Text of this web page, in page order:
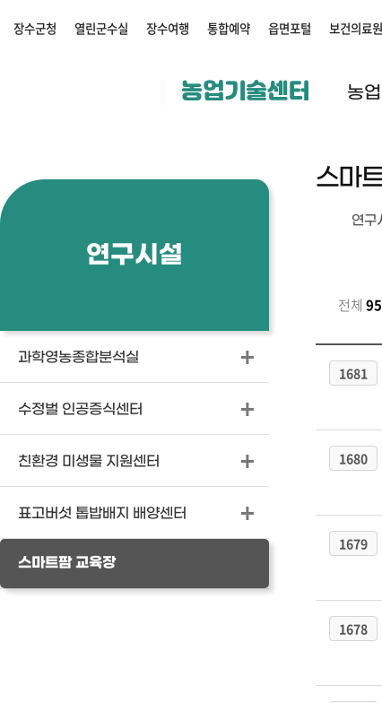
장수군청 열린군수실 장수여행 통합예약 읍면포털 보건의료원
농업기술센터 농
연구시설
과학영농종합분석실
수정벌 인공증식센터
친환경 미생물 지원센터
표고버섯 톱밥배지 배양센터
스마트팜 교육장
스마
연구
전체
1681
1680
1679
1678